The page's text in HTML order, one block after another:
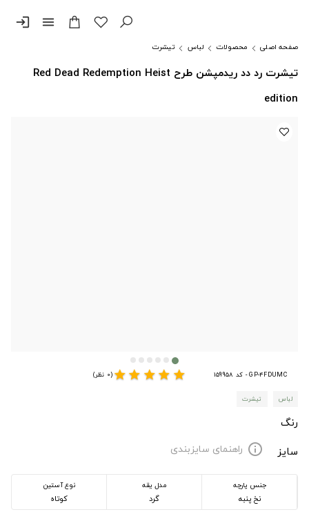
menu
login
صفحه اصلی محصولات لباس تیشرت
تیشرت رد دد ریدمپشن طرح Red Dead Redemption Heist
edition
GP-4FDUMC - کد 159958 star
star
star
star
star(0 نظر)
لباس تیشرت
رنگ
سایز
info راهنمای سایزبندی
جنس پارچه
نخ پنبه
مدل یقه
گرد
نوع آستین
کوتاه